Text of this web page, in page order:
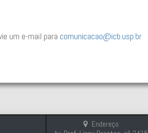
um e-mail para comunicacao@icb.usp.br
Endereço